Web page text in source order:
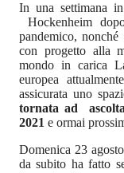
In una settimana
Hockenheim
pandemico,
con progetto alla
mondo in carica
europea
assicurata uno
tornata ad
2021 e ormai
Domenica 23
da subito ha fatto